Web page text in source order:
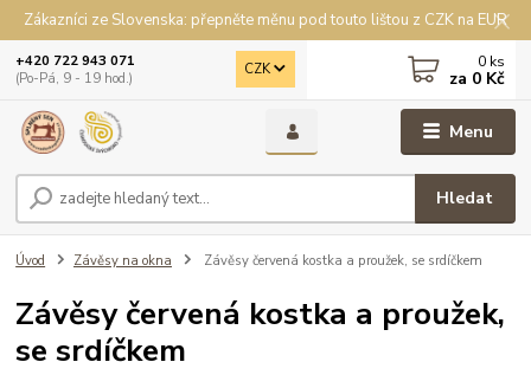
Zákazníci ze Slovenska: přepněte měnu pod touto lištou z CZK na EUR
Menu
CZK
Hledat
+420 722 943 071
(Po-Pá, 9 - 19 hod.)
0 ks
za 0 Kč
Úvod Závěsy na okna Závěsy červená kostka a proužek, se srdíčkem
Závěsy červená kostka a proužek,
se srdíčkem